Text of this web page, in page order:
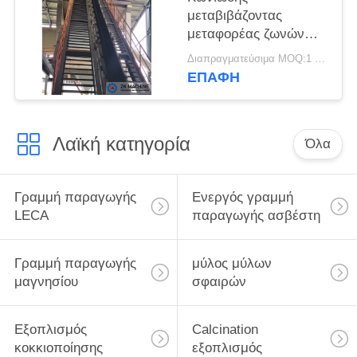
μεταβιβάζοντας
μεταφορέας ζωνών
γωνίας 90°
εξοπλισμού 300m3/H
Διαπραγματεύσιμα MOQ:1 σύνολο
ΕΠΑΦΉ
Λαϊκή κατηγορία Όλα
Γραμμή παραγωγής
LECA
Ενεργός γραμμή
παραγωγής ασβέστη
Γραμμή παραγωγής
μαγνησίου
μύλος μύλων
σφαιρών
Εξοπλισμός
κοκκιοποίησης
Calcination
εξοπλισμός